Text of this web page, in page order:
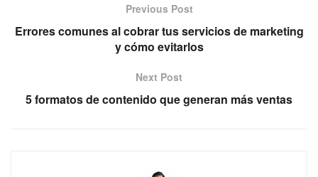
Previous Post
Errores comunes al cobrar tus servicios de marketing
y cómo evitarlos
Next Post
5 formatos de contenido que generan más ventas